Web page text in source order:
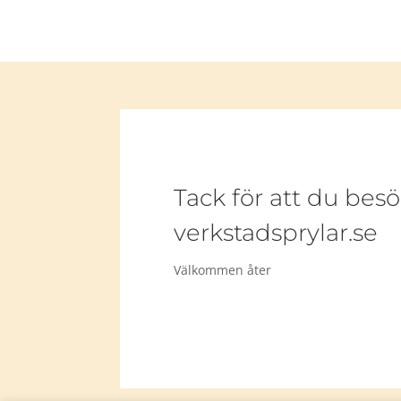
Tack för att du
verkstadsprylar.se
Välkommen åter